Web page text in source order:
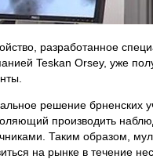
разработанное
Teskan Orsey, уже
решение брненских
производить
Таким образом,
на рынке в течение